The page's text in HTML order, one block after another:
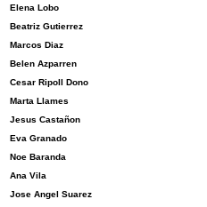
Elena Lobo
Beatriz Gutierrez
Marcos Diaz
Belen Azparren
Cesar Ripoll Dono
Marta Llames
Jesus Castañon
Eva Granado
Noe Baranda
Ana Vila
Jose Angel Suarez